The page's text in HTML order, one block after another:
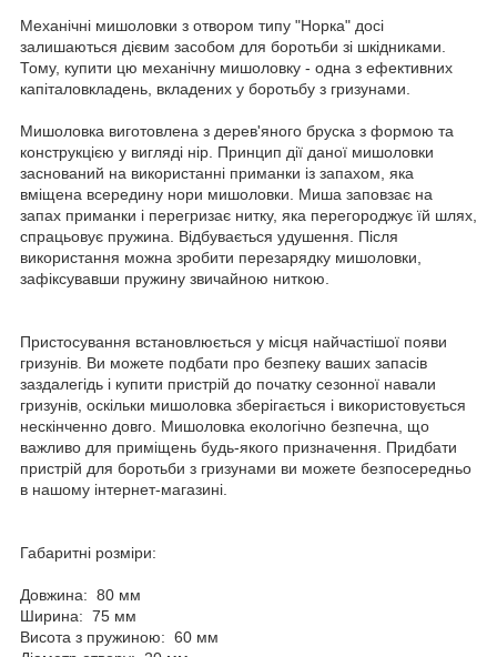
Механічні мишоловки з отвором типу "Норка" досі
залишаються дієвим засобом для боротьби зі шкідниками.
Тому, купити цю механічну мишоловку - одна з ефективних
капіталовкладень, вкладених у боротьбу з гризунами.
Мишоловка виготовлена з дерев'яного бруска з формою та
конструкцією у вигляді нір. Принцип дії даної мишоловки
заснований на використанні приманки із запахом, яка
вміщена всередину нори мишоловки. Миша заповзає на
запах приманки і перегризає нитку, яка перегороджує їй шлях,
спрацьовує пружина. Відбувається удушення. Після
використання можна зробити перезарядку мишоловки,
зафіксувавши пружину звичайною ниткою.
Пристосування встановлюється у місця найчастішої появи
гризунів. Ви можете подбати про безпеку ваших запасів
заздалегідь і купити пристрій до початку сезонної навали
гризунів, оскільки мишоловка зберігається і використовується
нескінченно довго. Мишоловка екологічно безпечна, що
важливо для приміщень будь-якого призначення. Придбати
пристрій для боротьби з гризунами ви можете безпосередньо
в нашому інтернет-магазині.
Габаритні розміри:
Довжина: 80 мм
Ширина: 75 мм
Висота з пружиною: 60 мм